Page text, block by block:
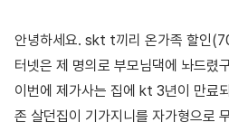
안녕하세요. skt t끼리 온가족 할인
터넷은 제 명의로 부모님댁에 놔드렸
이번에 제가사는 집에 kt 3년이 만료
존 살던집이 기가지니를 자가형으로